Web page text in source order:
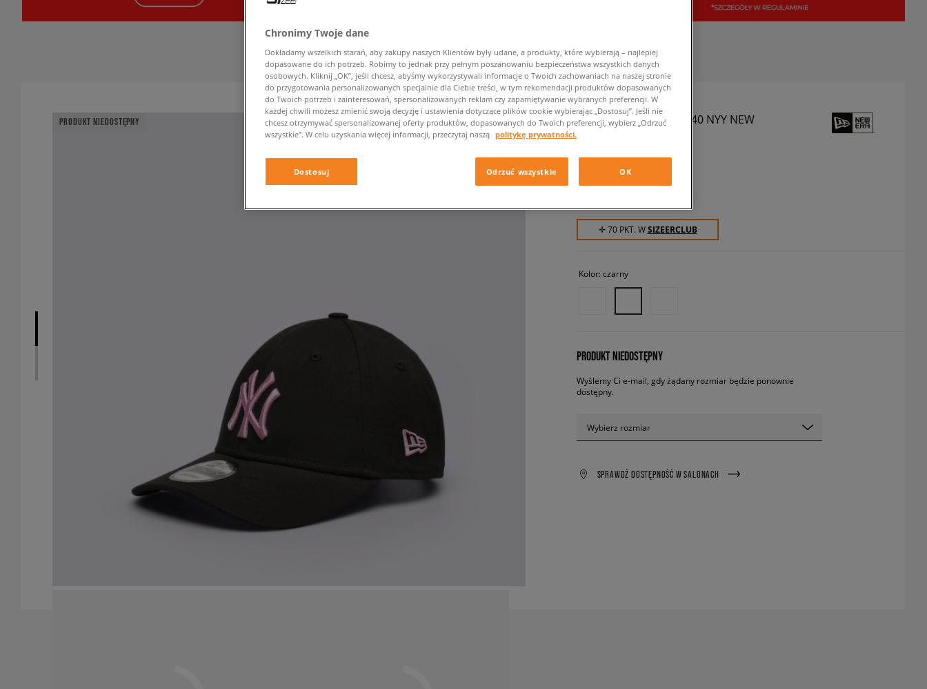
PRODUKT NIEDOSTĘPNY
NEW ERA CZAPKA LE 940 NYY NEW
✛ 70 PKT. WSIZEERCLUB
Kolor: czarny
PRODUKT NIEDOSTĘPNY
Wyślemy Ci e-mail, gdy żądany rozmiar będzie ponownie
dostępny.
Wybierz rozmiar
SPRAWDŹ DOSTĘPNOŚĆ W SALONACH
Chronimy Twoje dane
Dokładamy wszelkich starań, aby zakupy naszych Klientów były udane, a produkty, które wybierają – najlepiej
dopasowane do ich potrzeb. Robimy to jednak przy pełnym poszanowaniu bezpieczeństwa wszystkich danych
osobowych. Kliknij „OK”, jeśli chcesz, abyśmy wykorzystywali informacje o Twoich zachowaniach na naszej stronie
do przygotowania personalizowanych specjalnie dla Ciebie treści, w tym rekomendacji produktów dopasowanych
do Twoich potrzeb i zainteresowań, spersonalizowanych reklam czy zapamiętywanie wybranych preferencji. W
każdej chwili możesz zmienić swoją decyzję i ustawienia dotyczące plików cookie wybierając „Dostosuj”. Jeśli nie
chcesz otrzymywać spersonalizowanej oferty produktów, dopasowanych do Twoich preferencji, wybierz „Odrzuć
wszystkie”. W celu uzyskania więcej informacji, przeczytaj naszą politykę prywatności.
Dostosuj Odrzuć wszystkie OK